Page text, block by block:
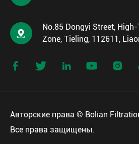

No.85 Dongyi Street,
Zone, Tieling, 112611,
    
Авторские права © Bolian
Все права защищены.